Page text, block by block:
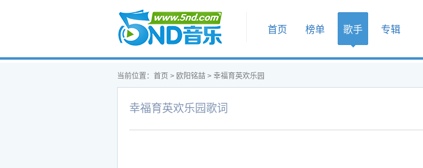
首页
首页 榜单 歌手 专辑
当前位置： 首页 > 欧阳铭喆 > 幸福育英欢乐园
幸福育英欢乐园歌词